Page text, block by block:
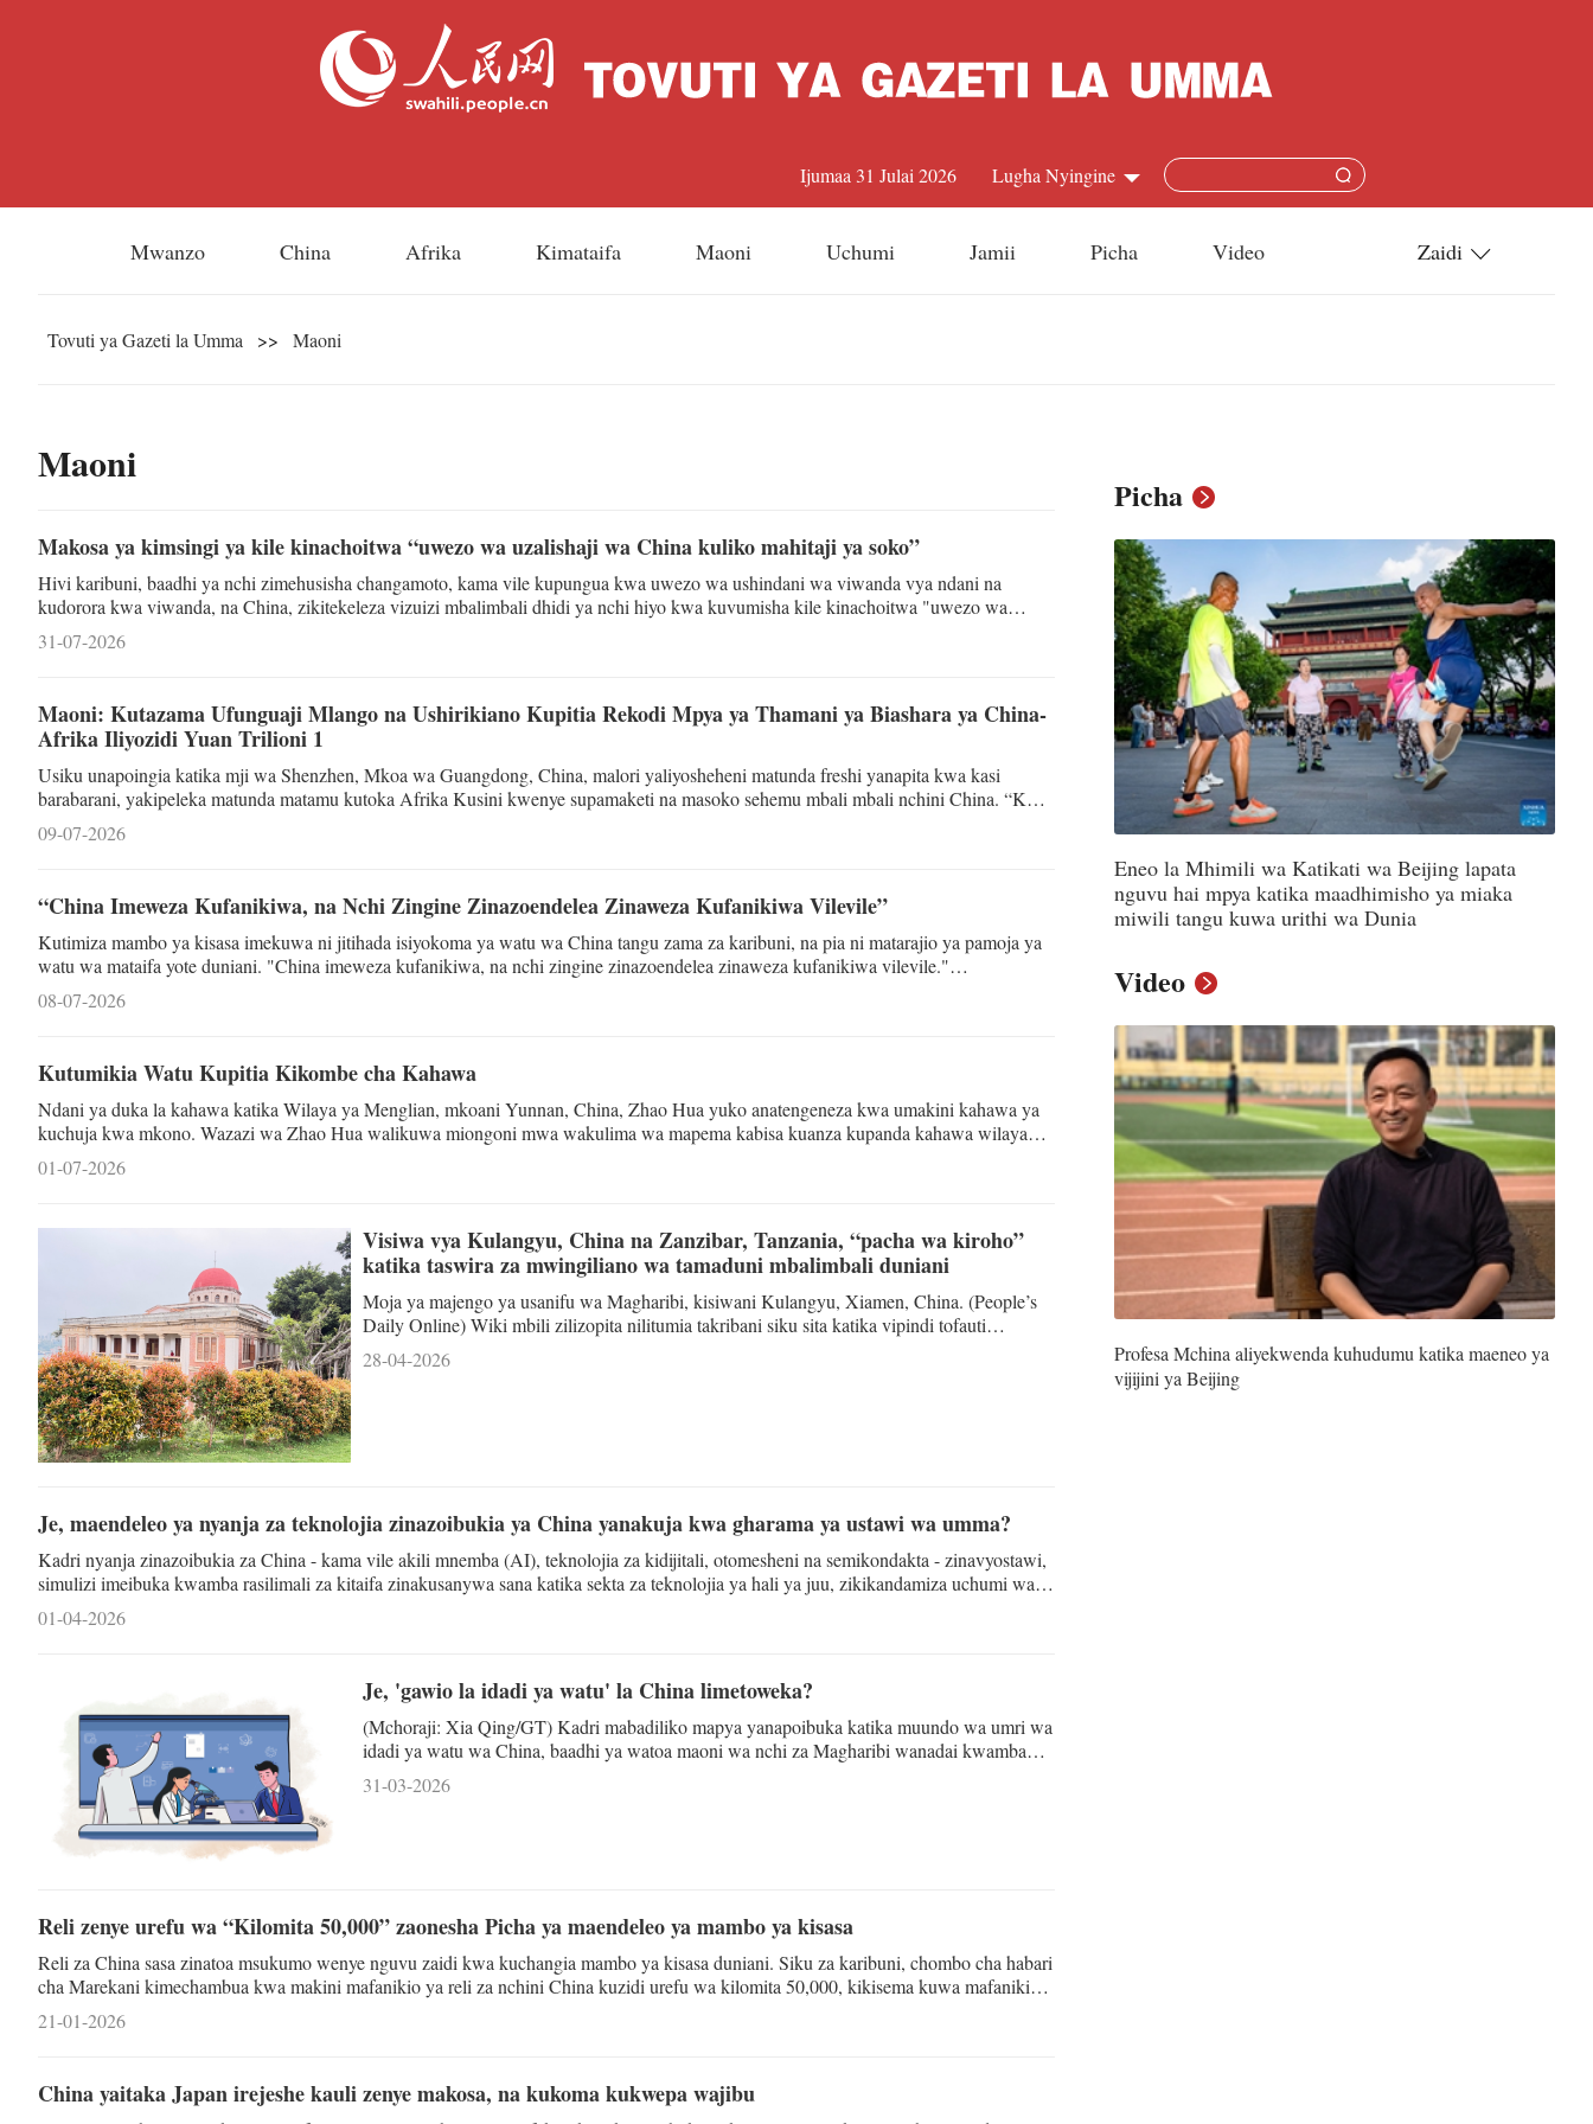
Lugha Nyingine
ภาษาไทย
Tiếng Việt
Ijumaa 31 Julai 2026
Mwanzo China Afrika Kimataifa Maoni Uchumi Jamii Picha Video Zaidi
Tovuti ya Gazeti la Umma >> Maoni
Maoni
Makosa ya kimsingi ya kile kinachoitwa “uwezo wa uzalishaji wa China kuliko mahitaji ya soko”
Hivi karibuni, baadhi ya nchi zimehusisha changamoto, kama vile kupungua kwa uwezo wa ushindani wa viwanda vya ndani na
kudorora kwa viwanda, na China, zikitekeleza vizuizi mbalimbali dhidi ya nchi hiyo kwa kuvumisha kile kinachoitwa "uwezo wa
uzalishaji wa China kuliko mahitaji ya soko." Ili kukabiliana na mwelekeo huo wa kuingiza siasa katika mambo ya uchumi na biashara,
Wizara ya Biashara ya China imechapisha waraka uliopewa kichwa cha "Msimamo wa China kuhusu kile kinachoitwa 'Uwezo wa
31-07-2026
Maoni: Kutazama Ufunguaji Mlango na Ushirikiano Kupitia Rekodi Mpya ya Thamani ya Biashara ya China-
Afrika Iliyozidi Yuan Trilioni 1
Usiku unapoingia katika mji wa Shenzhen, Mkoa wa Guangdong, China, malori yaliyosheheni matunda freshi yanapita kwa kasi
barabarani, yakipeleka matunda matamu kutoka Afrika Kusini kwenye supamaketi na masoko sehemu mbali mbali nchini China. “Kwa
ushuru wa forodha kushuka kutoka asilimia 10 hadi sifuri, gharama za uagizaji kwa shehena hii ya tufaha imepungua kwa karibu Yuan
20,000," amesema Luo Shengcong, Meneja Mkuu wa Kampuni ya Kimataifa ya Usafirishaji wa Mizigo ya Jianchengye ya Shenzhen.
09-07-2026
“China Imeweza Kufanikiwa, na Nchi Zingine Zinazoendelea Zinaweza Kufanikiwa Vilevile”
Kutimiza mambo ya kisasa imekuwa ni jitihada isiyokoma ya watu wa China tangu zama za karibuni, na pia ni matarajio ya pamoja ya
watu wa mataifa yote duniani. "China imeweza kufanikiwa, na nchi zingine zinazoendelea zinaweza kufanikiwa vilevile."
"Tumedhamiria kithabiti kusukuma mbele ujenzi wa mambo ya kisasa wa China, na kuwa na maono ya kuchangia fursa za maendeleo
na dunia kupitia ufunguaji mlango wa kiwango cha juu, tutaingiza imani na nguvu katika ukuaji wa uchumi duniani kupitia maendele
08-07-2026
Kutumikia Watu Kupitia Kikombe cha Kahawa
Ndani ya duka la kahawa katika Wilaya ya Menglian, mkoani Yunnan, China, Zhao Hua yuko anatengeneza kwa umakini kahawa ya
kuchuja kwa mkono. Wazazi wa Zhao Hua walikuwa miongoni mwa wakulima wa mapema kabisa kuanza kupanda kahawa wilayani
humo. "Baba yangu alilima kahawa maisha yake yote, lakini yeye mwenyewe hakuwahi hata kuonja kikombe kimoja cha kahawa yake.
Hakujua mahali maharagwe hayo machungu ya kahawa yalikuwa yakiishia, alichojua tu ni kwamba mtu fulani alikuwa akija
01-07-2026
Visiwa vya Kulangyu, China na Zanzibar, Tanzania, “pacha wa kiroho”
katika taswira za mwingiliano wa tamaduni mbalimbali duniani
Moja ya majengo ya usanifu wa Magharibi, kisiwani Kulangyu, Xiamen, China. (People’s
Daily Online) Wiki mbili zilizopita nilitumia takribani siku sita katika vipindi tofauti
kutembelea Kisiwa cha Gulangyu kilichoko umbali wa mita chache kutoka pwani ya mji wa
Xiamen katika Mkoa wa Fujian, kusini mashariki mwa China. Pamoja na mambo mengine
28-04-2026
Je, maendeleo ya nyanja za teknolojia zinazoibukia ya China yanakuja kwa gharama ya ustawi wa umma?
Kadri nyanja zinazoibukia za China - kama vile akili mnemba (AI), teknolojia za kidijitali, otomesheni na semikondakta - zinavyostawi,
simulizi imeibuka kwamba rasilimali za kitaifa zinakusanywa sana katika sekta za teknolojia ya hali ya juu, zikikandamiza uchumi wa
watu kujipatia kipato na hata "kusababisha mzunguko wa uchumi wenye mwelekeo wa kushuka." Hoja ya namna hiyo, kama si jaribio
la kupotosha na kuleta mkanganyiko kwa makusudi, basi inaonyesha kushindwa kuelewa kwa kina utaratibu wa ms
01-04-2026
Je, 'gawio la idadi ya watu' la China limetoweka?
(Mchoraji: Xia Qing/GT) Kadri mabadiliko mapya yanapoibuka katika muundo wa umri wa
idadi ya watu wa China, baadhi ya watoa maoni wa nchi za Magharibi wanadai kwamba
maendeleo ya siku za baadaye ya China yatapoteza "kasi yake ya mgawanyiko wa idadi ya
watu kwa rika." Madai ya namna hiyo si tu yanapuuza kanuni za msingi za maendeleo ya
31-03-2026
Reli zenye urefu wa “Kilomita 50,000” zaonesha Picha ya maendeleo ya mambo ya kisasa
Reli za China sasa zinatoa msukumo wenye nguvu zaidi kwa kuchangia mambo ya kisasa duniani. Siku za karibuni, chombo cha habari
cha Marekani kimechambua kwa makini mafanikio ya reli za nchini China kuzidi urefu wa kilomita 50,000, kikisema kuwa mafanikio
ya mtandao wa reli za China yameweka mfano wa kuigwa kwa nchi nyingine zinazotafuta njia ya kukamilisha mfumo wao wa reli.
Kupatikana kwa mafanikio hayo ya "kilomita 50,000" kunatokana na kushikilia malengo ya muda mrefu. Kujenga njia za reli ku
21-01-2026
China yaitaka Japan irejeshe kauli zenye makosa, na kukoma kukwepa wajibu
Picha
Eneo la Mhimili wa Katikati wa Beijing lapata
nguvu hai mpya katika maadhimisho ya miaka
miwili tangu kuwa urithi wa Dunia
Video
Profesa Mchina aliyekwenda kuhudumu katika maeneo ya
vijijini ya Beijing